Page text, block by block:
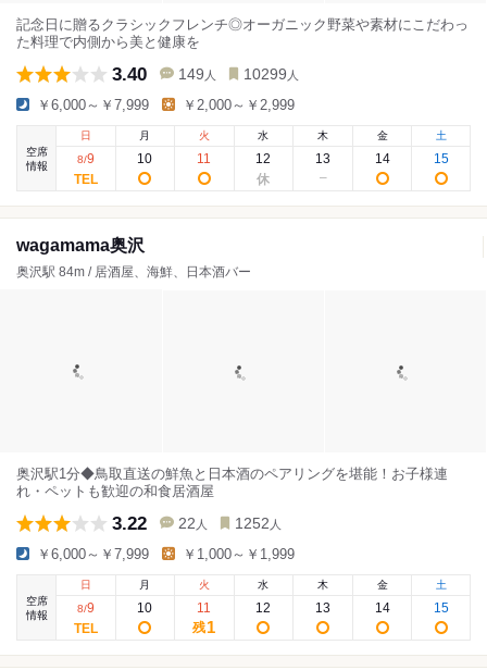
記念日に贈るクラシックフレンチ◎オーガニック野菜や素材にこだわっ
た料理で内側から美と健康を
3.40 149 人 10299 人
￥6,000～￥7,999 ￥2,000～￥2,999
空席
情報
日
8/9
月
10
火
11
水
12
木
13
金
14
土
15
wagamama奥沢
奥沢駅 84m / 居酒屋、海鮮、日本酒バー
奥沢駅1分◆鳥取直送の鮮魚と日本酒のペアリングを堪能！お子様連
れ・ペットも歓迎の和食居酒屋
3.22 22 人 1252 人
￥6,000～￥7,999 ￥1,000～￥1,999
空席
情報
日
8/9
月
10
火
11
残1
水
12
木
13
金
14
土
15